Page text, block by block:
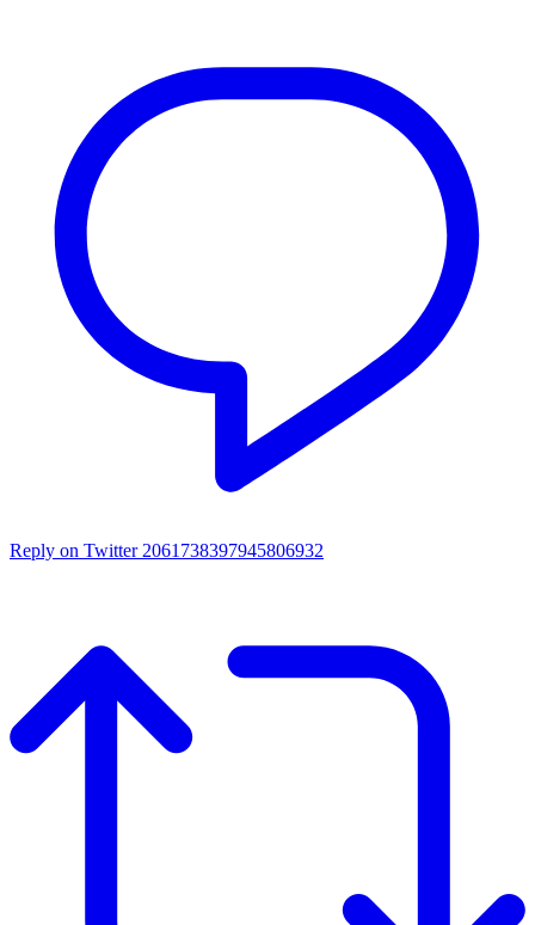
Reply on Twitter 2061738397945806932